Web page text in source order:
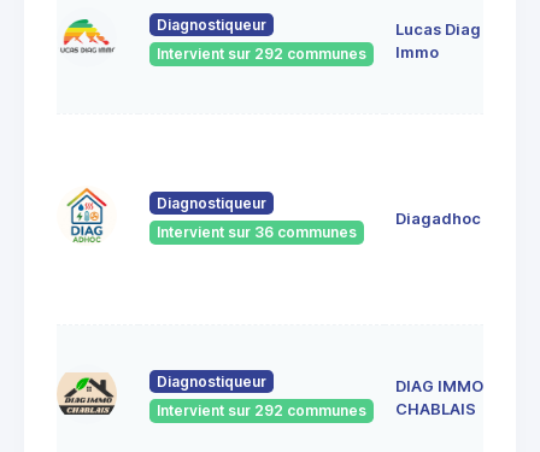
Diagnostiqueur
Intervient sur 292 communes
Lucas Diag
Immo
Diagnostiqueur
Intervient sur 36 communes
Diagadhoc
Diagnostiqueur
Intervient sur 292 communes
DIAG IMMO
CHABLAIS